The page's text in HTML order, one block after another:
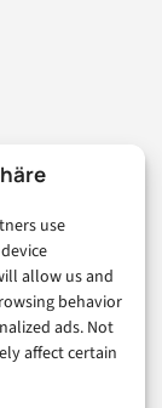
use
allow us and
behavior
ads. Not
affect certain